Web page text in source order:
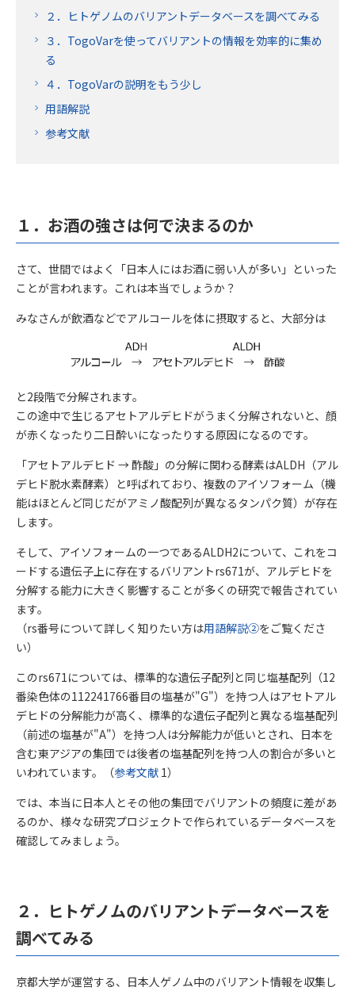
２．ヒトゲノムのバリアントデータベースを調べてみる
３．TogoVarを使ってバリアントの情報を効率的に集め
る
４．TogoVarの説明をもう少し
用語解説
参考文献
１．お酒の強さは何で決まるのか
さて、世間ではよく「日本人にはお酒に弱い人が多い」といった
ことが言われます。これは本当でしょうか？
みなさんが飲酒などでアルコールを体に摂取すると、大部分は
と2段階で分解されます。
この途中で生じるアセトアルデヒドがうまく分解されないと、顔
が赤くなったり二日酔いになったりする原因になるのです。
「アセトアルデヒド → 酢酸」の分解に関わる酵素はALDH（アル
デヒド脱水素酵素）と呼ばれており、複数のアイソフォーム（機
能はほとんど同じだがアミノ酸配列が異なるタンパク質）が存在
します。
そして、アイソフォームの一つであるALDH2について、これをコ
ードする遺伝子上に存在するバリアントrs671が、アルデヒドを
分解する能力に大きく影響することが多くの研究で報告されてい
ます。
（rs番号について詳しく知りたい方は用語解説②をご覧くださ
い）
このrs671については、標準的な遺伝子配列と同じ塩基配列（12
番染色体の112241766番目の塩基が"G"）を持つ人はアセトアル
デヒドの分解能力が高く、標準的な遺伝子配列と異なる塩基配列
（前述の塩基が"A"）を持つ人は分解能力が低いとされ、日本を
含む東アジアの集団では後者の塩基配列を持つ人の割合が多いと
いわれています。（参考文献 1）
では、本当に日本人とその他の集団でバリアントの頻度に差があ
るのか、様々な研究プロジェクトで作られているデータベースを
確認してみましょう。
２．ヒトゲノムのバリアントデータベースを
調べてみる
京都大学が運営する、日本人ゲノム中のバリアント情報を収集し